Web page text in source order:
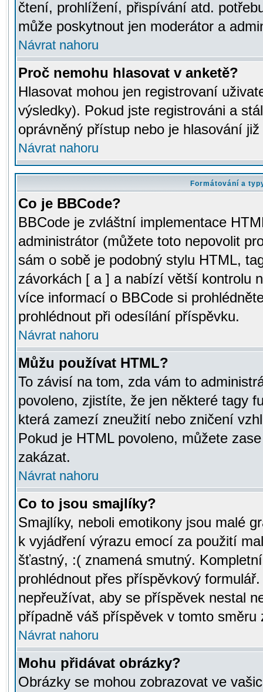
čtení, prohlížení, přispívání atd.
může poskytnout jen moderátor a
Návrat nahoru
Proč nemohu hlasovat v anketě?
Hlasovat mohou jen registrovaní
výsledky). Pokud jste registrováni a
oprávněný přístup nebo je hlasování
Návrat nahoru
Formátování a
Co je BBCode?
BBCode je zvláštní implementace
administrátor (můžete toto nepovolit
sám o sobě je podobný stylu HTML,
závorkách [ a ] a nabízí větší kontrolu
více informací o BBCode si
prohlédnout při odesílání příspěvku.
Návrat nahoru
Můžu používat HTML?
To závisí na tom, zda vám to
povoleno, zjistíte, že jen některé tagy
která zamezí zneužití nebo zničení
Pokud je HTML povoleno, můžete
zakázat.
Návrat nahoru
Co to jsou smajlíky?
Smajlíky, neboli emotikony jsou malé
k vyjádření výrazu emocí za použití
šťastný, :( znamená smutný.
prohlédnout přes příspěvkový
nepřeužívat, aby se příspěvek nestal
případně váš příspěvek v tomto směru
Návrat nahoru
Mohu přidávat obrázky?
Obrázky se mohou zobrazovat ve